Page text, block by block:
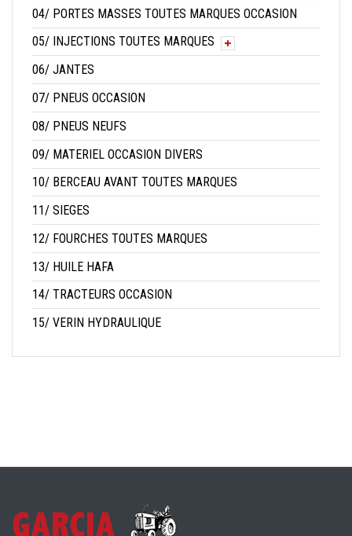
04/ PORTES MASSES TOUTES MARQUES OCCASION
05/ INJECTIONS TOUTES MARQUES
06/ JANTES
07/ PNEUS OCCASION
08/ PNEUS NEUFS
09/ MATERIEL OCCASION DIVERS
10/ BERCEAU AVANT TOUTES MARQUES
11/ SIEGES
12/ FOURCHES TOUTES MARQUES
13/ HUILE HAFA
14/ TRACTEURS OCCASION
15/ VERIN HYDRAULIQUE